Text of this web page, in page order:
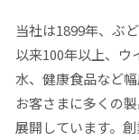
当社は1899年、ぶ
以来100年以上、ウ
水、健康食品など
お客さまに多くの
展開しています。